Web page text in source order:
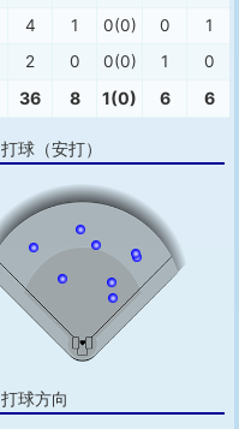
4 1 0(0) 0
1
2 0 0(0) 1 0
36 8 1(0) 6 6
打球（安打）
打球方向